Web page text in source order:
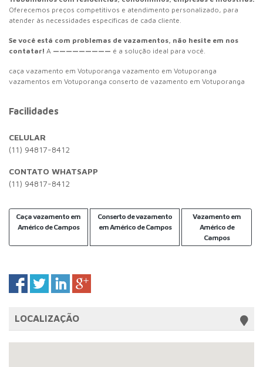
Oferecemos preços competitivos e atendimento personalizado, para
atender às necessidades específicas de cada cliente.
Se você está com problemas de vazamentos, não hesite em nos
contatar! A ————————— é a solução ideal para você.
caça vazamento em Votuporanga vazamento em Votuporanga
vazamentos em Votuporanga conserto de vazamento em Votuporanga
Facilidades
CELULAR
(11) 94817-8412
CONTATO WHATSAPP
(11) 94817-8412
Caça vazamento em
Américo de Campos
Conserto de vazamento
em Américo de Campos
Vazamento em
Américo de
Campos
LOCALIZAÇÃO